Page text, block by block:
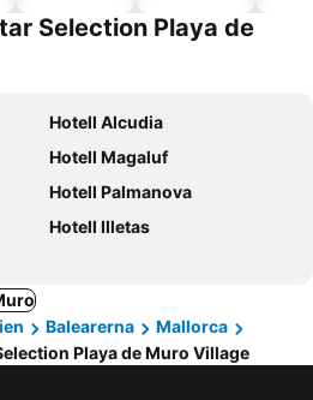
Selection Playa de
Hotell Alcudia
Hotell Magaluf
Hotell Palmanova
Hotell Illetas
Balearerna
Mallorca
Playa de Muro Village